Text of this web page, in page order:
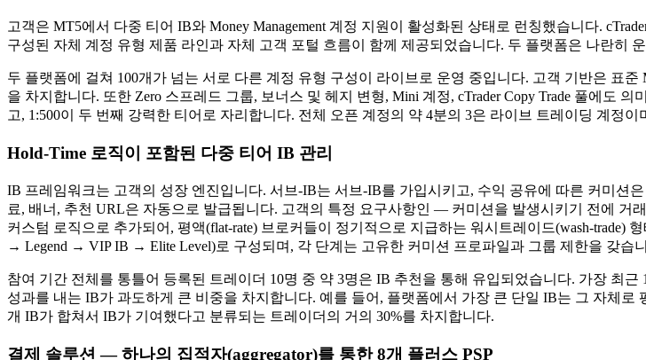
고객은 MT5에서 다중 티어 IB와 Money Management 계정 지원이 활성화된 상태로 런칭했습니다.
구성된 자체 계정 유형 제품 라인과 자체 고객 포털 흐름이 함께 제공되었습니다. 두 플랫폼은 나란히
두 플랫폼에 걸쳐 100개가 넘는 서로 다른 계정 유형 구성이 라이브로 운영 중입니다. 고객 기반은 표
을 차지합니다. 또한 Zero 스프레드 그룹, 보너스 및 헤지 변형, Mini 계정, cTrader Copy Trade 풀에도
고, 1:500이 두 번째 강력한 티어로 자리합니다. 전체 오픈 계정의 약 4분의 3은 라이브 트레이딩 계정
Hold-Time 로직이 포함된 다중 티어 IB 관리
IB 프레임워크는 고객의 성장 엔진입니다. 서브-IB는 서브-IB를 가입시키고, 수익 공유에 따른 커미션
료, 배너, 추천 URL은 자동으로 발급됩니다. 고객의 특정 요구사항인 — 커미션을 발생시키기 전에
커스텀 로직으로 추가되어, 평액(flat-rate) 브로커들이 정기적으로 지급하는 워시트레이드(wash-
→ Legend → VIP IB → Elite Level)로 구성되며, 각 단계는 고유한 커미션 프로파일과 그룹 제한을 갖습
참여 기간 전체를 통틀어 등록된 트레이더 10명 중 약 3명은 IB 추천을 통해 유입되었습니다. 가장 최
성과를 내는 IB가 과도하게 큰 비중을 차지합니다. 예를 들어, 플랫폼에서 가장 큰 단일 IB는 그 자체
개 IB가 합쳐서 IB가 기여했다고 분류되는 트레이더의 거의 30%를 차지합니다.
결제 솔루션 — 하나의 집적자(aggregator)를 통한 8개 플러스 PSP